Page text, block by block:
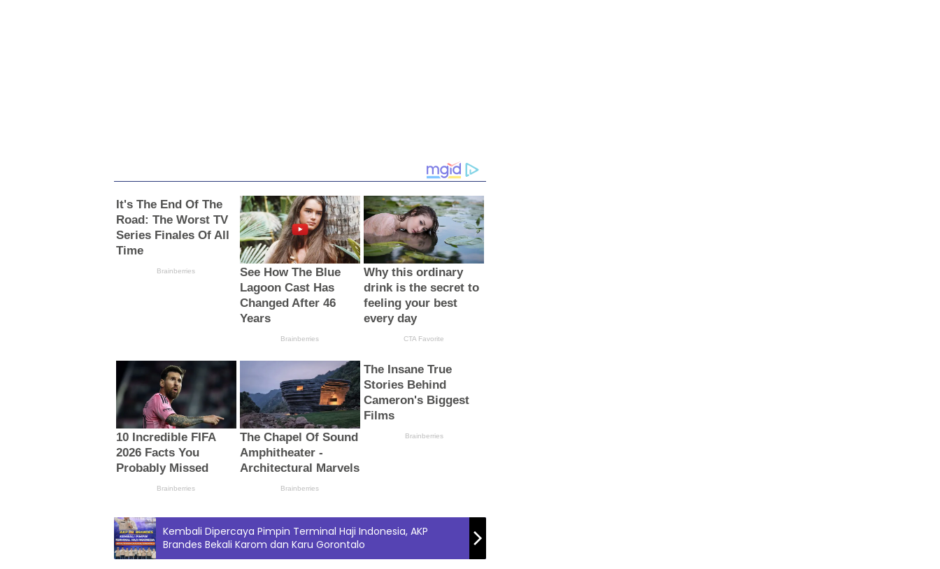
Kembali Dipercaya Pimpin Terminal Haji Indonesia, AKP
Brandes Bekali Karom dan Karu Gorontalo